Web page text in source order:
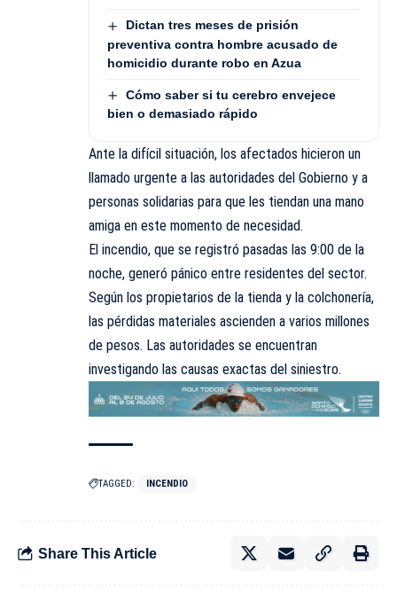
Dictan tres meses de prisión
preventiva contra hombre acusado de
homicidio durante robo en Azua
Cómo saber si tu cerebro envejece
bien o demasiado rápido
Ante la difícil situación, los afectados hicieron un
llamado urgente a las autoridades del Gobierno y a
personas solidarias para que les tiendan una mano
amiga en este momento de necesidad.
El incendio, que se registró pasadas las 9:00 de la
noche, generó pánico entre residentes del sector.
Según los propietarios de la tienda y la colchonería,
las pérdidas materiales ascienden a varios millones
de pesos. Las autoridades se encuentran
investigando las causas exactas del siniestro.
TAGGED: INCENDIO
Share This Article